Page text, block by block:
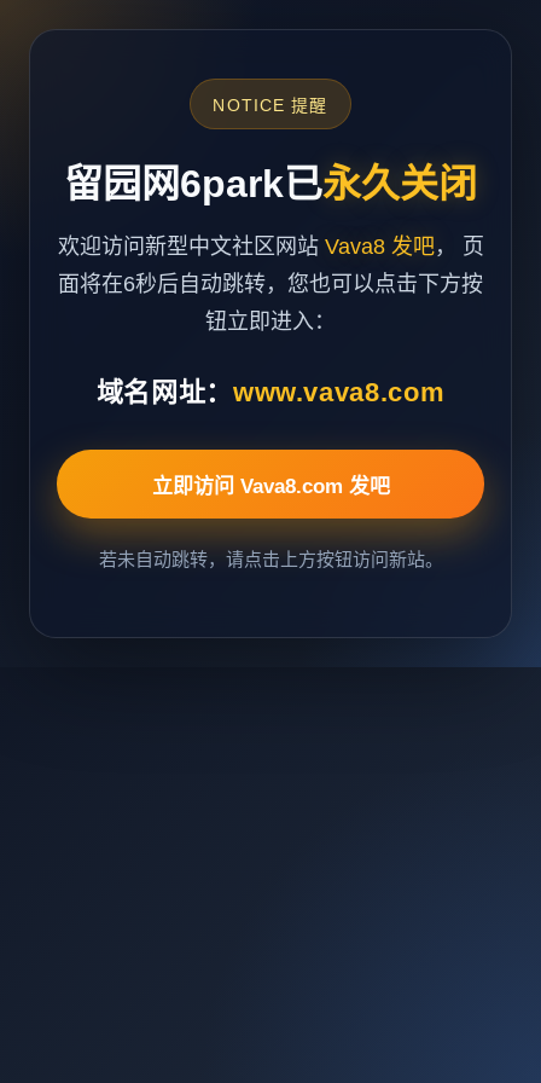
NOTICE 提醒
留园网6park已永久关闭
欢迎访问新型中文社区网站 Vava8 发吧， 页
面将在6秒后自动跳转，您也可以点击下方按
钮立即进入：
域名网址： www.vava8.com
立即访问 Vava8.com 发吧
若未自动跳转，请点击上方按钮访问新站。